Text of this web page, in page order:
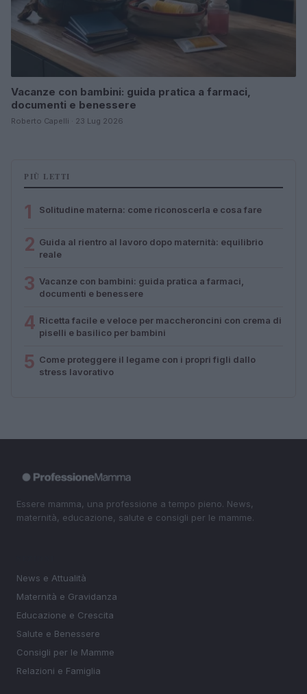
Vacanze con bambini: guida pratica a farmaci,
documenti e benessere
Roberto Capelli · 23 Lug 2026
PIÙ LETTI
1 Solitudine materna: come riconoscerla e cosa fare
2 Guida al rientro al lavoro dopo maternità: equilibrio
reale
3 Vacanze con bambini: guida pratica a farmaci,
documenti e benessere
4 Ricetta facile e veloce per maccheroncini con crema di
piselli e basilico per bambini
5 Come proteggere il legame con i propri figli dallo
stress lavorativo
Essere mamma, una professione a tempo pieno. News,
maternità, educazione, salute e consigli per le mamme.
News e Attualità
Maternità e Gravidanza
Educazione e Crescita
Salute e Benessere
Consigli per le Mamme
Relazioni e Famiglia